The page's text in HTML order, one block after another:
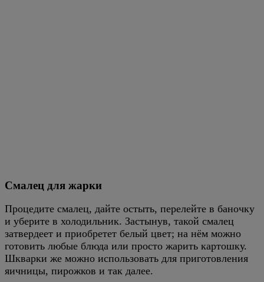
Смалец для жарки
Процедите смалец, дайте остыть, перелейте в баночку
и уберите в холодильник. Застынув, такой смалец
затвердеет и приобретет белый цвет; на нём можно
готовить любые блюда или просто жарить картошку.
Шкварки же можно использовать для приготовления
яичницы, пирожков и так далее.